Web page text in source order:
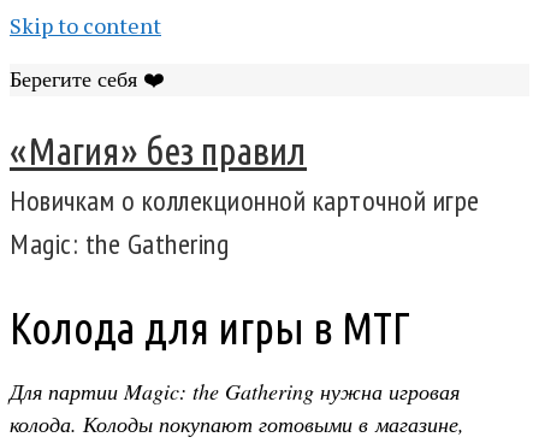
Skip to content
Берегите себя ❤️
«Магия» без правил
Новичкам о коллекционной карточной игре
Magic: the Gathering
Колода для игры в МТГ
Для партии Magic: the Gathering нужна игровая
колода. Колоды покупают готовыми в магазине,